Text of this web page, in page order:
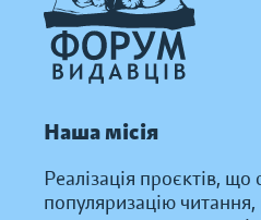
Наша місія
Реалізація проєктів,
популяризацію